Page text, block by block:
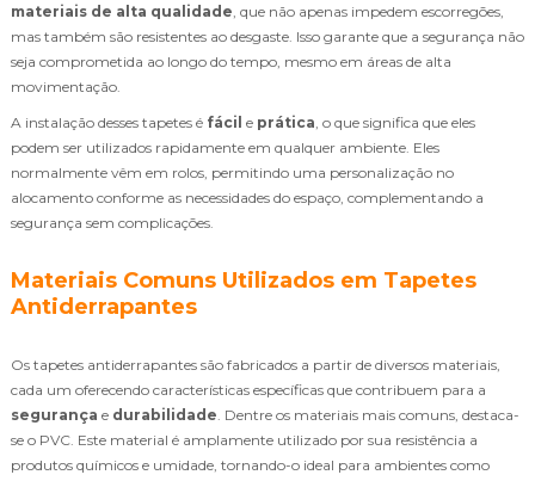
materiais de alta qualidade , que não apenas impedem escorregões,
mas também são resistentes ao desgaste. Isso garante que a segurança não
seja comprometida ao longo do tempo, mesmo em áreas de alta
movimentação.
A instalação desses tapetes é fácil e prática , o que significa que eles
podem ser utilizados rapidamente em qualquer ambiente. Eles
normalmente vêm em rolos, permitindo uma personalização no
alocamento conforme as necessidades do espaço, complementando a
segurança sem complicações.
Materiais Comuns Utilizados em Tapetes
Antiderrapantes
Os tapetes antiderrapantes são fabricados a partir de diversos materiais,
cada um oferecendo características específicas que contribuem para a
segurança e durabilidade . Dentre os materiais mais comuns, destaca-
se o PVC. Este material é amplamente utilizado por sua resistência a
produtos químicos e umidade, tornando-o ideal para ambientes como